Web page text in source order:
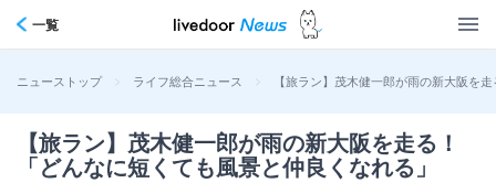
一覧
ニューストップ > ライフ総合ニュース > 【旅ラン】茂木健一郎が雨の新大阪を
【旅ラン】茂木健一郎が雨の新大阪を走る！
「どんなに短くても風景と仲良くなれる」